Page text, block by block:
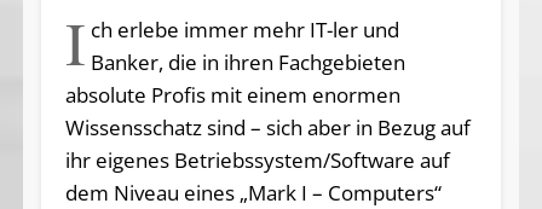
I ch erlebe immer mehr IT-ler und
Banker, die in ihren Fachgebieten
absolute Profis mit einem enormen
Wissensschatz sind – sich aber in Bezug auf
ihr eigenes Betriebssystem/Software auf
dem Niveau eines „Mark I – Computers“